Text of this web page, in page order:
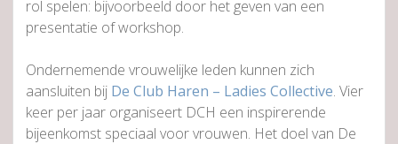
rol spelen: bijvoorbeeld door het geven van een
presentatie of workshop.
Ondernemende vrouwelijke leden kunnen zich
aansluiten bij De Club Haren – Ladies Collective. Vier
keer per jaar organiseert DCH een inspirerende
bijeenkomst speciaal voor vrouwen. Het doel van De